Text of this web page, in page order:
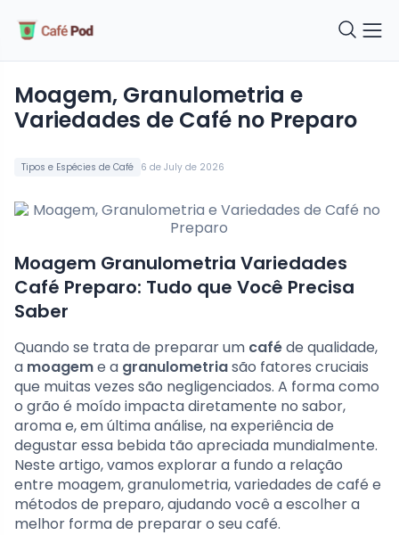
Tipos e Espécies de Café 6 de July de 2026
Moagem, Granulometria e
Variedades de Café no Preparo
Moagem Granulometria Variedades
Café Preparo: Tudo que Você Precisa
Saber
Quando se trata de preparar um caféde qualidade,
a moageme a granulometriasão fatores cruciais
que muitas vezes são negligenciados. A forma como
o grão é moído impacta diretamente no sabor,
aroma e, em última análise, na experiência de
degustar essa bebida tão apreciada mundialmente.
Neste artigo, vamos explorar a fundo a relação
entre moagem, granulometria, variedades de café e
métodos de preparo, ajudando você a escolher a
melhor forma de preparar o seu café.